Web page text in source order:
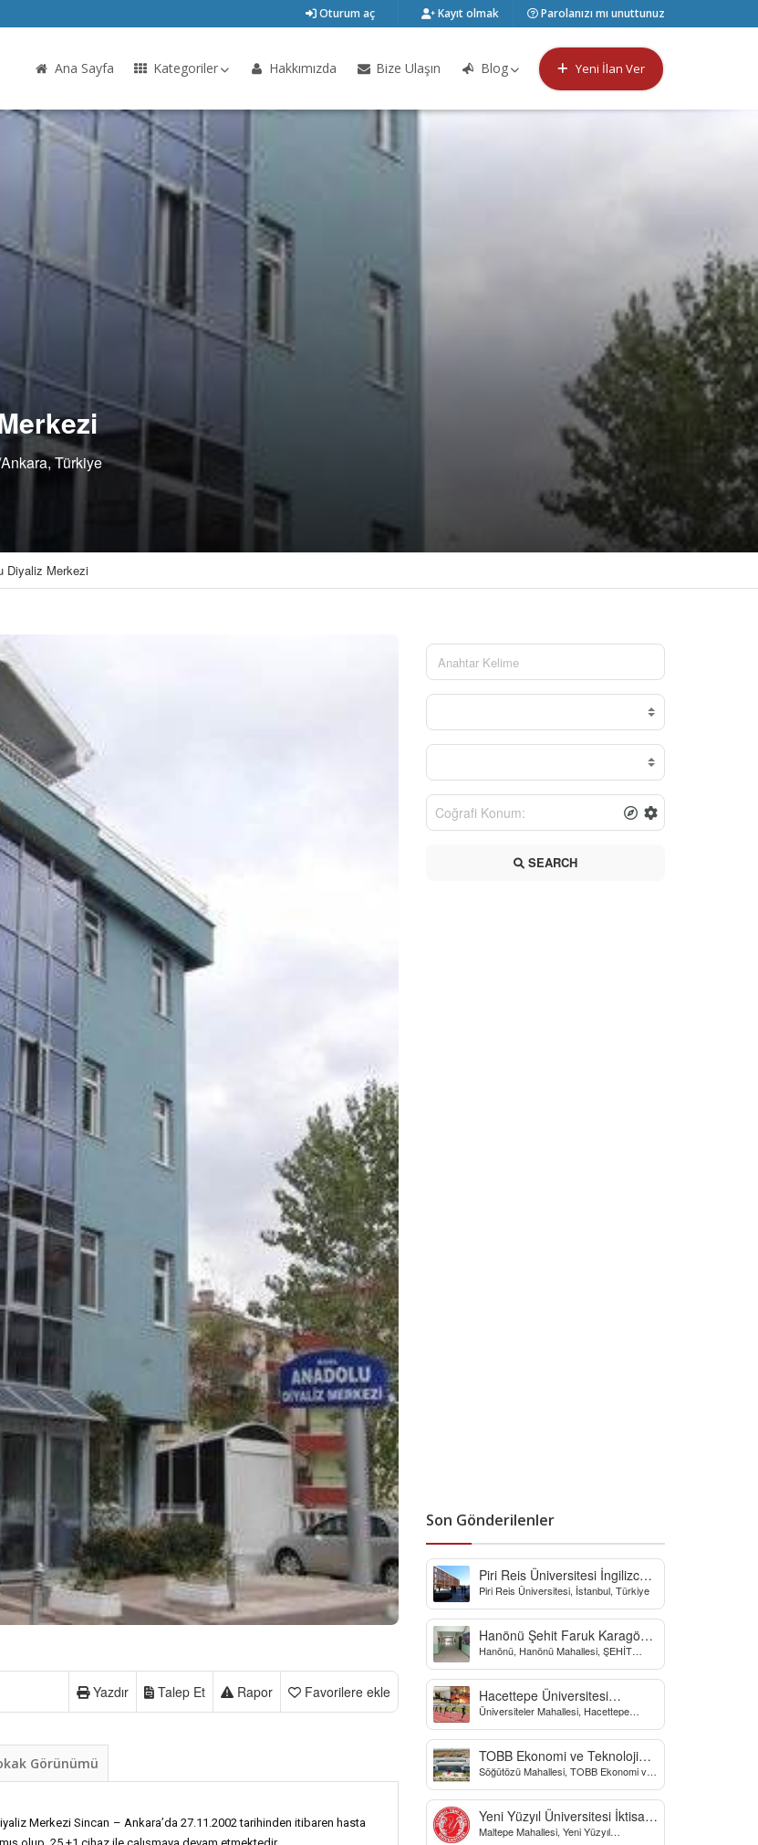
Oturum aç Kayıt olmak Parolanızı mı unuttunuz
Ana Sayfa Kategoriler Hakkımızda Bize Ulaşın Blog Yeni İlan Ver
Türkiye
Diyaliz Merkezi
Favorilere ekle
Rapor
Talep Et
Yazdır
Görünümü
Merkezi Sincan – Ankara’da 27.11.2002 tarihinden itibaren hasta
SEARCH
Son Gönderilenler
Piri Reis Üniversitesi İngilizce
Hazırlık Bölümü
Piri Reis Üniversitesi, İstanbul, Türkiye
Hanönü Şehit Faruk Karagöz
Yatılı Bölge Ortaokulu
Hanönü, Hanönü Mahallesi, ŞEHİT
Sokak, Kastamonu, Türkiye
Hacettepe Üniversitesi
Biyomekanik Laboratuvarı
Üniversiteler Mahallesi, Hacettepe
Yo, Çankaya/Ankara, Türkiye
TOBB Ekonomi ve Teknoloji
Üniversitesi
Söğütözü Mahallesi, TOBB Ekonomi ve
Caddesi, Ankara, Türkiye
Yeni Yüzyıl Üniversitesi İktisadi
ve İdari Bilimler Fakültesi
Maltepe Mahallesi, Yeni Yüzyıl